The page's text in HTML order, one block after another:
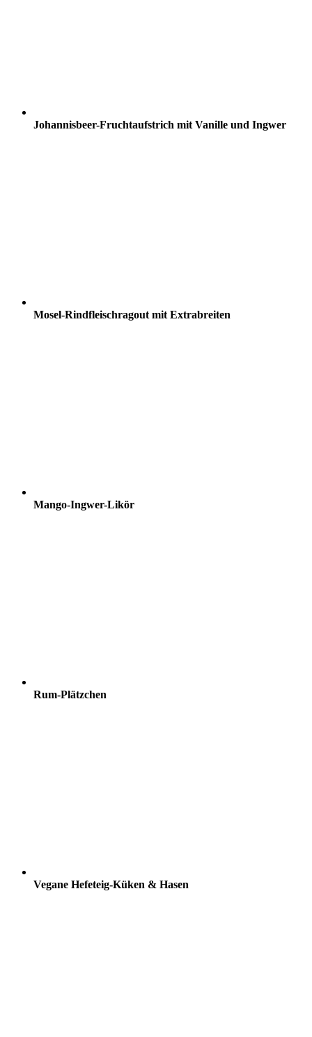
Johannisbeer-Fruchtaufstrich mit Vanille und Ingwer
Mosel-Rindfleischragout mit Extrabreiten
Mango-Ingwer-Likör
Rum-Plätzchen
Vegane Hefeteig-Küken & Hasen